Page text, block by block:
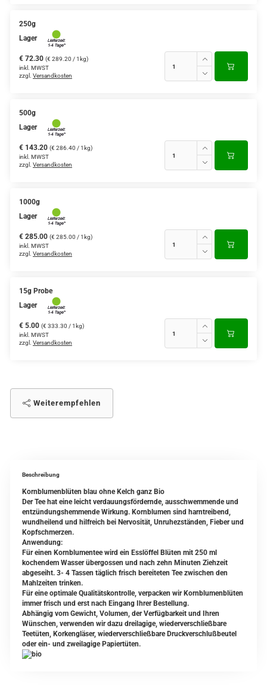
250g
Lager
€ 72.30 (€ 289.20 / 1kg)
inkl. MWST
zzgl. Versandkosten
500g
Lager
€ 143.20 (€ 286.40 / 1kg)
inkl. MWST
zzgl. Versandkosten
1000g
Lager
€ 285.00 (€ 285.00 / 1kg)
inkl. MWST
zzgl. Versandkosten
15g Probe
Lager
€ 5.00 (€ 333.30 / 1kg)
inkl. MWST
zzgl. Versandkosten
Weiterempfehlen
Beschreibung
Kornblumenblüten blau ohne Kelch ganz Bio
Der Tee hat eine leicht verdauungsfördernde, ausschwemmende und
entzündungshemmende Wirkung. Kornblumen sind harntreibend,
wundheilend und hilfreich bei Nervosität, Unruhezständen, Fieber und
Kopfschmerzen.
Anwendung:
Für einen Kornblumentee wird ein Esslöffel Blüten mit 250 ml
kochendem Wasser übergossen und nach zehn Minuten Ziehzeit
abgeseiht. 3- 4 Tassen täglich frisch bereiteten Tee zwischen den
Mahlzeiten trinken.
Für eine optimale Qualitätskontrolle, verpacken wir Kornblumenblüten
immer frisch und erst nach Eingang Ihrer Bestellung.
Abhängig vom Gewicht, Volumen, der Verfügbarkeit und Ihren
Wünschen, verwenden wir dazu dreilagige, wiederverschließbare
Teetüten, Korkengläser, wiederverschließbare Druckverschlußbeutel
oder ein- und zweilagige Papiertüten.